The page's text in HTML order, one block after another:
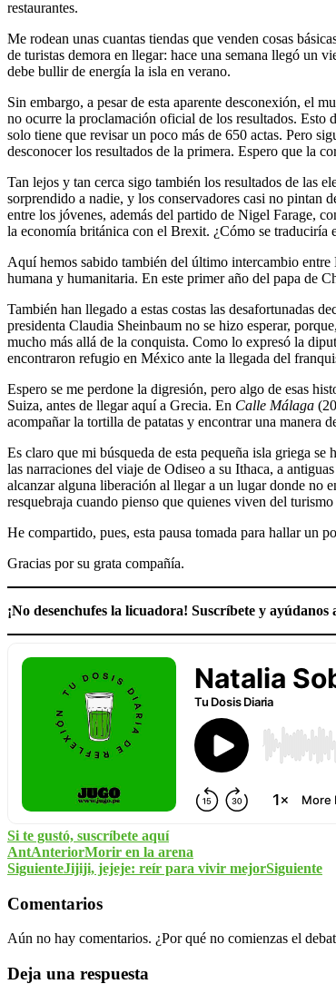
restaurantes.
Me rodean unas cuantas tiendas que venden cosas
de turistas demora en llegar: hace una semana llegó un
debe bullir de energía la isla en verano.
Sin embargo, a pesar de esta aparente desconexión, el
no ocurre la proclamación oficial de los resultados. Esto
solo tiene que revisar un poco más de 650 actas. Pero
desconocer los resultados de la primera. Espero que la
Tan lejos y tan cerca sigo también los resultados de las
sorprendido a nadie, y los conservadores casi no pintan
entre los jóvenes, además del partido de Nigel Farage,
la economía británica con el Brexit. ¿Cómo se traduciría
Aquí hemos sabido también del último intercambio
humana y humanitaria. En este primer año del papa de
También han llegado a estas costas las desafortunadas
presidenta Claudia Sheinbaum no se hizo esperar,
mucho más allá de la conquista. Como lo expresó la
encontraron refugio en México ante la llegada del
Espero se me perdone la digresión, pero algo de esas
Suiza, antes de llegar aquí a Grecia. En Calle Málaga
acompañar la tortilla de patatas y encontrar una manera
Es claro que mi búsqueda de esta pequeña isla griega
las narraciones del viaje de Odiseo a su Ithaca, a
alcanzar alguna liberación al llegar a un lugar donde no
resquebraja cuando pienso que quienes viven del
He compartido, pues, esta pausa tomada para hallar un
Gracias por su grata compañía.
¡No desenchufes la licuadora! Suscríbete y ayúdanos
Si te gustó, suscríbete aquí
AntAnteriorMorir en la arena
SiguienteJijiji, jejeje: reír para vivir mejorSiguiente
Comentarios
Aún no hay comentarios. ¿Por qué no comienzas el
Deja una respuesta